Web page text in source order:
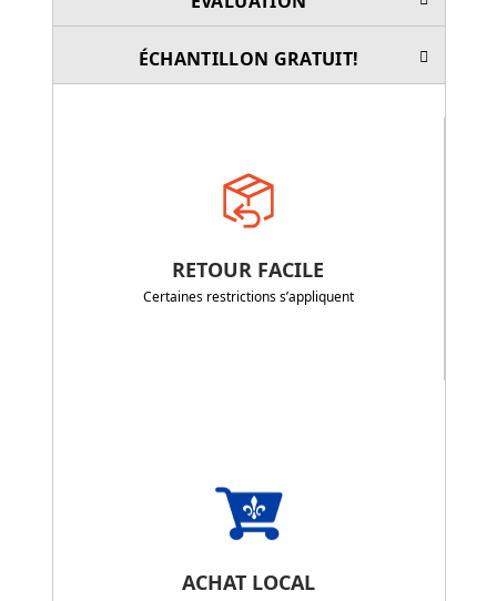
ÉCHANTILLON GRATUIT!
RETOUR FACILE
Certaines restrictions s’appliquent
ACHAT LOCAL